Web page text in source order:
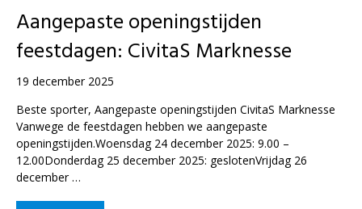
Aangepaste openingstijden
feestdagen: CivitaS Marknesse
19 december 2025
Beste sporter, Aangepaste openingstijden CivitaS Marknesse
Vanwege de feestdagen hebben we aangepaste
openingstijden.Woensdag 24 december 2025: 9.00 –
12.00Donderdag 25 december 2025: geslotenVrijdag 26
december …